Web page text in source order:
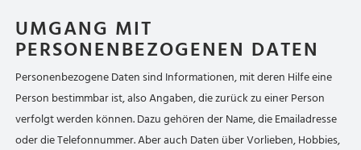
UMGANG MIT
PERSONENBEZOGENEN DATEN
Personenbezogene Daten sind Informationen, mit deren Hilfe eine
Person bestimmbar ist, also Angaben, die zurück zu einer Person
verfolgt werden können. Dazu gehören der Name, die Emailadresse
oder die Telefonnummer. Aber auch Daten über Vorlieben, Hobbies,